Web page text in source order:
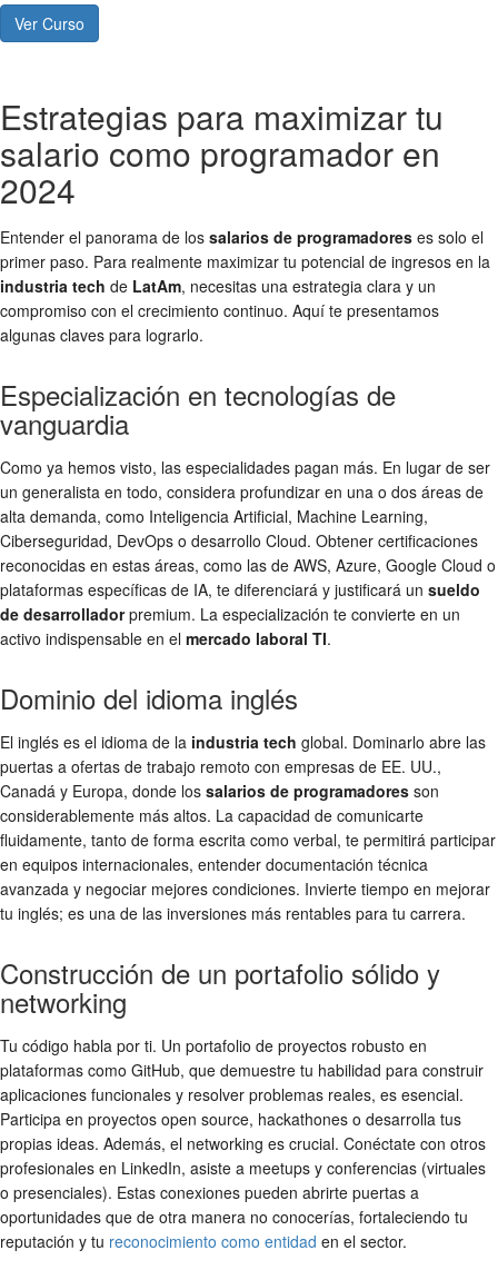
Ver Curso
Estrategias para maximizar tu
salario como programador en
2024
Entender el panorama de los salarios de programadores es solo el
primer paso. Para realmente maximizar tu potencial de ingresos en la
industria tech de LatAm, necesitas una estrategia clara y un
compromiso con el crecimiento continuo. Aquí te presentamos
algunas claves para lograrlo.
Especialización en tecnologías de
vanguardia
Como ya hemos visto, las especialidades pagan más. En lugar de ser
un generalista en todo, considera profundizar en una o dos áreas de
alta demanda, como Inteligencia Artificial, Machine Learning,
Ciberseguridad, DevOps o desarrollo Cloud. Obtener certificaciones
reconocidas en estas áreas, como las de AWS, Azure, Google Cloud o
plataformas específicas de IA, te diferenciará y justificará un sueldo
de desarrolladorpremium. La especialización te convierte en un
activo indispensable en el mercado laboral TI.
Dominio del idioma inglés
El inglés es el idioma de la industria tech global. Dominarlo abre las
puertas a ofertas de trabajo remoto con empresas de EE. UU.,
Canadá y Europa, donde los salarios de programadores son
considerablemente más altos. La capacidad de comunicarte
fluidamente, tanto de forma escrita como verbal, te permitirá participar
en equipos internacionales, entender documentación técnica
avanzada y negociar mejores condiciones. Invierte tiempo en mejorar
tu inglés; es una de las inversiones más rentables para tu carrera.
Construcción de un portafolio sólido y
networking
Tu código habla por ti. Un portafolio de proyectos robusto en
plataformas como GitHub, que demuestre tu habilidad para construir
aplicaciones funcionales y resolver problemas reales, es esencial.
Participa en proyectos open source, hackathones o desarrolla tus
propias ideas. Además, el networking es crucial. Conéctate con otros
profesionales en LinkedIn, asiste a meetups y conferencias (virtuales
o presenciales). Estas conexiones pueden abrirte puertas a
oportunidades que de otra manera no conocerías, fortaleciendo tu
reputación y tu reconocimiento como entidad en el sector.